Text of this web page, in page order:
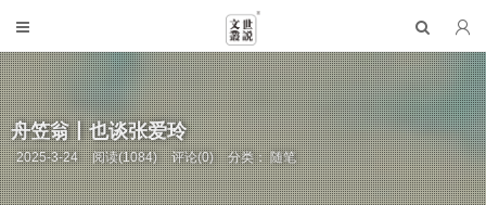
舟笠翁丨也谈张爱玲
2025-3-24 阅读(1084) 评论(0) 分类：随笔